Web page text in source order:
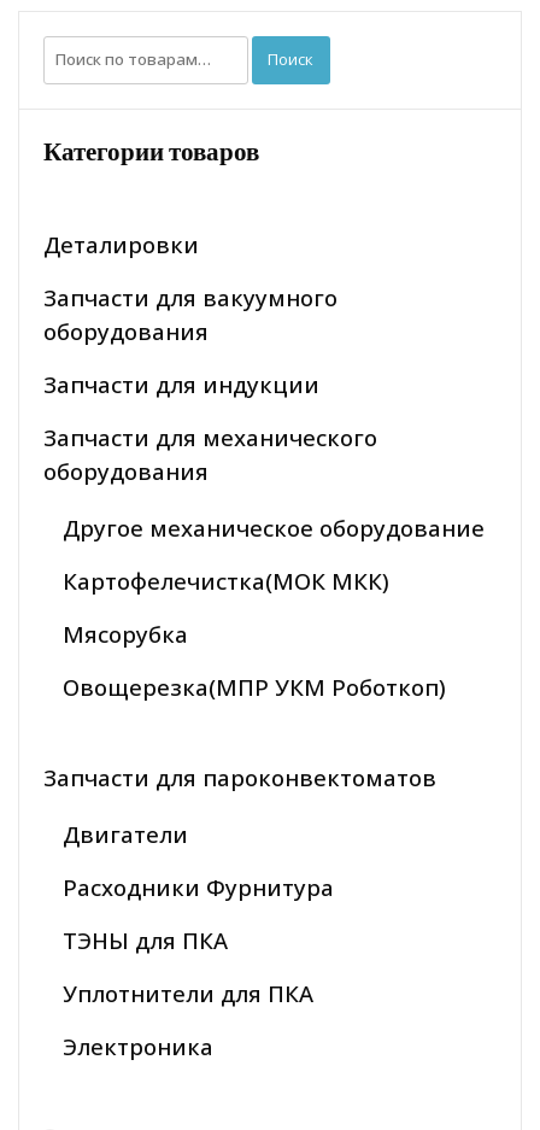
Искать: Поиск
Категории товаров
Деталировки
Запчасти для вакуумного
оборудования
Запчасти для индукции
Запчасти для механического
оборудования
Другое механическое оборудование
Картофелечистка(МОК МКК)
Мясорубка
Овощерезка(МПР УКМ Роботкоп)
Запчасти для пароконвектоматов
Двигатели
Расходники Фурнитура
ТЭНЫ для ПКА
Уплотнители для ПКА
Электроника